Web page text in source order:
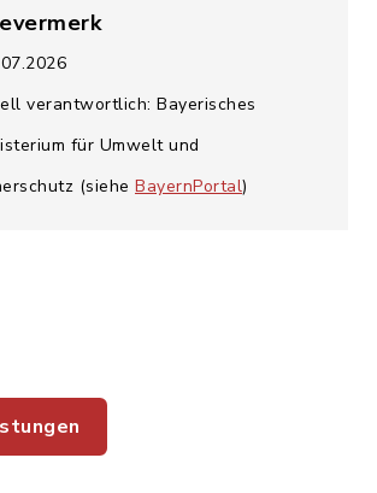
verantwortlich: Bayerisches
für Umwelt und
(siehe BayernPortal)